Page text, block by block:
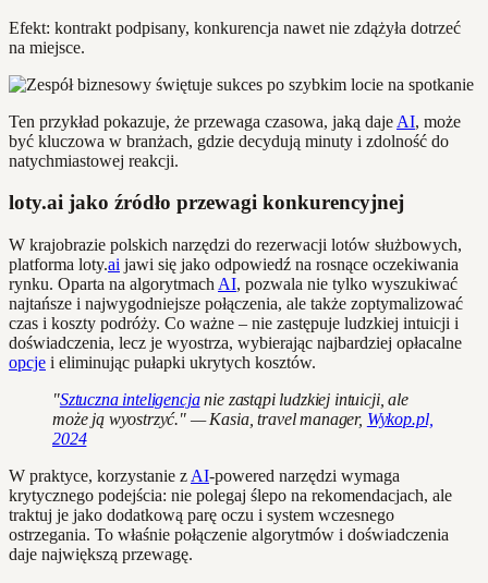
Efekt: kontrakt podpisany, konkurencja nawet nie zdążyła dotrzeć
na miejsce.
Ten przykład pokazuje, że przewaga czasowa, jaką daje AI, może
być kluczowa w branżach, gdzie decydują minuty i zdolność do
natychmiastowej reakcji.
loty.ai jako źródło przewagi konkurencyjnej
W krajobrazie polskich narzędzi do rezerwacji lotów służbowych,
platforma loty.ai jawi się jako odpowiedź na rosnące oczekiwania
rynku. Oparta na algorytmach AI, pozwala nie tylko wyszukiwać
najtańsze i najwygodniejsze połączenia, ale także zoptymalizować
czas i koszty podróży. Co ważne – nie zastępuje ludzkiej intuicji i
doświadczenia, lecz je wyostrza, wybierając najbardziej opłacalne
opcje i eliminując pułapki ukrytych kosztów.
"Sztuczna inteligencjanie zastąpi ludzkiej intuicji, ale
może ją wyostrzyć." — Kasia, travel manager, Wykop.pl,
2024
W praktyce, korzystanie z AI-powered narzędzi wymaga
krytycznego podejścia: nie polegaj ślepo na rekomendacjach, ale
traktuj je jako dodatkową parę oczu i system wczesnego
ostrzegania. To właśnie połączenie algorytmów i doświadczenia
daje największą przewagę.